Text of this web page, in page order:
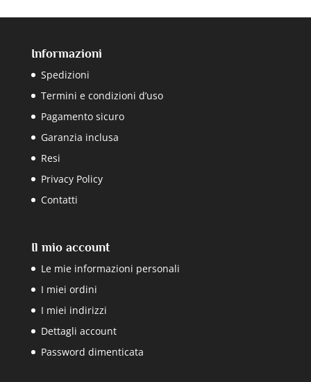
Informazioni
Spedizioni
Termini e condizioni d’uso
Pagamento sicuro
Garanzia inclusa
Resi
Privacy Policy
Contatti
Il mio account
Le mie informazioni personali
I miei ordini
I miei indirizzi
Dettagli account
Password dimenticata